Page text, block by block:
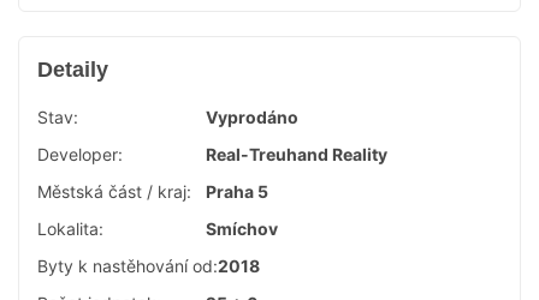
Detaily
Stav:
Vyprodáno
Developer:
Real-Treuhand Reality
Městská část / kraj:
Praha 5
Lokalita:
Smíchov
Byty k nastěhování od:2018